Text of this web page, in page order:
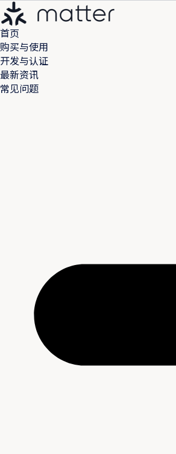
首页
购买与使用
开发与认证
最新资讯
常见问题